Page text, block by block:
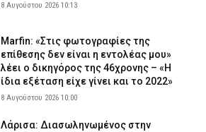
8 Αυγούστου 2026 10:13
Marfin: «Στις φωτογραφίες της
επίθεσης δεν είναι η εντολέας μου»
λέει ο δικηγόρος της 46χρονης – «Η
ίδια εξέταση είχε γίνει και το 2022»
8 Αυγούστου 2026 10:00
Λάρισα: Διασωληνωμένος στην